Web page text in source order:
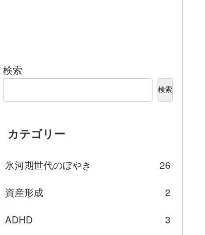
検索
検索
カテゴリー
氷河期世代のぼやき
26
資産形成
2
ADHD
3